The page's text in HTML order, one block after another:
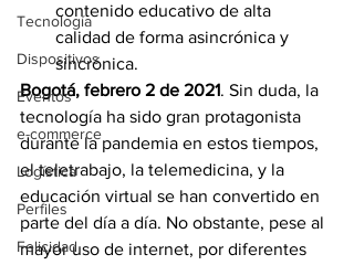
Tecnología
Dispositivos
Eventos
e-commerce
Logística
Perfiles
Felicidad
contenido educativo de alta
calidad de forma asincrónica y
sincrónica.
Bogotá, febrero 2 de 2021. Sin duda, la
tecnología ha sido gran protagonista
durante la pandemia en estos tiempos,
el teletrabajo, la telemedicina, y la
educación virtual se han convertido en
parte del día a día. No obstante, pese al
mayor uso de internet, por diferentes